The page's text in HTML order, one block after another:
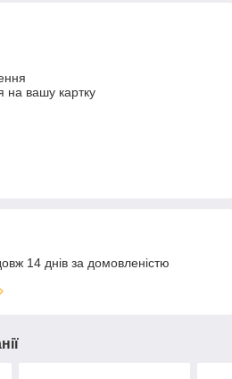
на вашу картку
14 днів за домовленістю